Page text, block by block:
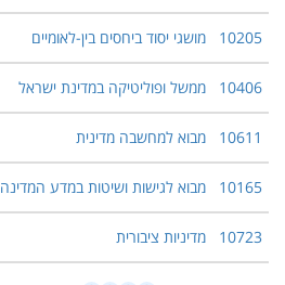
10205 מושגי יסוד ביחסים בין-לאומיים
10406 ממשל ופוליטיקה במדינת ישראל
10611 מבוא למחשבה מדינית
10165 מבוא לגישות ושיטות במדע המדינה
10723 מדיניות ציבורית